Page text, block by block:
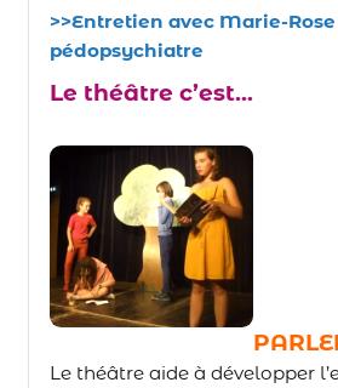
>>Entretien avec Marie-
pédopsychiatre
Le théâtre c’est…
Le théâtre aide à développer